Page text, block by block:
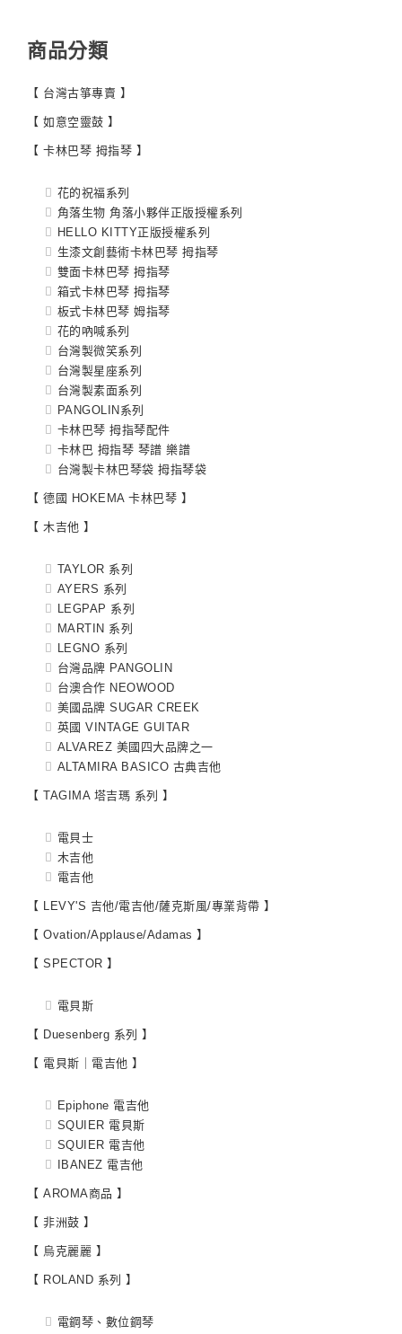
商品分類
【 台灣古箏專賣 】
【 如意空靈鼓 】
【 卡林巴琴 拇指琴 】
花的祝福系列
角落生物 角落小夥伴正版授權系列
HELLO KITTY正版授權系列
生漆文創藝術卡林巴琴 拇指琴
雙面卡林巴琴 拇指琴
箱式卡林巴琴 拇指琴
板式卡林巴琴 姆指琴
花的吶喊系列
台灣製微笑系列
台灣製星座系列
台灣製素面系列
PANGOLIN系列
卡林巴琴 拇指琴配件
卡林巴 拇指琴 琴譜 樂譜
台灣製卡林巴琴袋 拇指琴袋
【 德國 HOKEMA 卡林巴琴 】
【 木吉他 】
TAYLOR 系列
AYERS 系列
LEGPAP 系列
MARTIN 系列
LEGNO 系列
台灣品牌 PANGOLIN
台澳合作 NEOWOOD
美國品牌 SUGAR CREEK
英國 VINTAGE GUITAR
ALVAREZ 美國四大品牌之一
ALTAMIRA BASICO 古典吉他
【 TAGIMA 塔吉瑪 系列 】
電貝士
木吉他
電吉他
【 LEVY'S 吉他/電吉他/薩克斯風/專業背帶 】
【 Ovation/Applause/Adamas 】
【 SPECTOR 】
電貝斯
【 Duesenberg 系列 】
【 電貝斯｜電吉他 】
Epiphone 電吉他
SQUIER 電貝斯
SQUIER 電吉他
IBANEZ 電吉他
【 AROMA商品 】
【 非洲鼓 】
【 烏克麗麗 】
【 ROLAND 系列 】
電鋼琴、數位鋼琴